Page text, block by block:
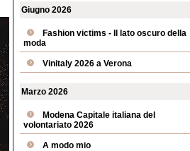
Giugno 2026
Fashion victims - Il lato oscuro della
moda
Vinitaly 2026 a Verona
Marzo 2026
Modena Capitale italiana del
volontariato 2026
A modo mio